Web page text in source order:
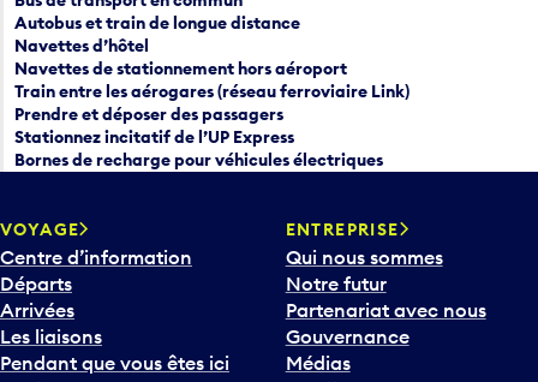
Autobus et train de longue distance
Navettes d’hôtel
Navettes de stationnement hors aéroport
Train entre les aérogares (réseau ferroviaire Link)
Prendre et déposer des passagers
Stationnez incitatif de l’UP Express
Bornes de recharge pour véhicules électriques
VOYAGE
Centre d’information
Départs
Arrivées
Les liaisons
Pendant que vous êtes ici
ENTREPRISE
Qui nous sommes
Notre futur
Partenariat avec nous
Gouvernance
Médias